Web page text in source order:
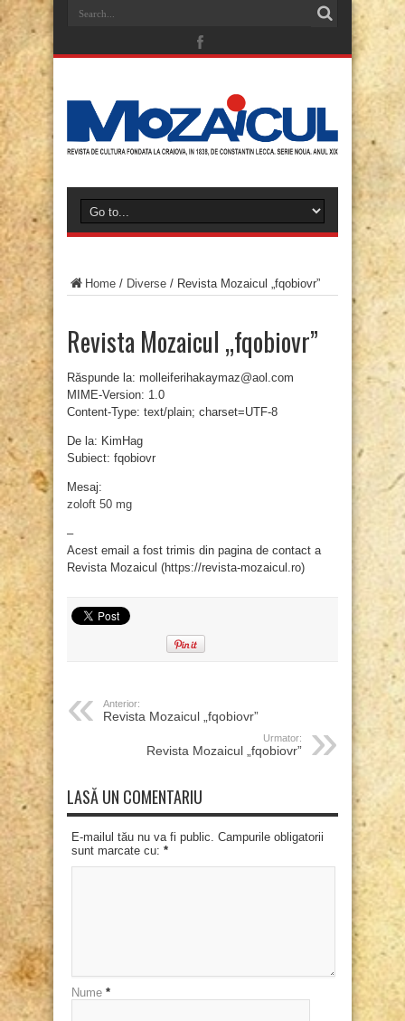
Home / Diverse / Revista Mozaicul „fqobiovr”
Revista Mozaicul „fqobiovr”
Răspunde la: molleiferihakaymaz@aol.com
MIME-Version: 1.0
Content-Type: text/plain; charset=UTF-8
De la: KimHag
Subiect: fqobiovr
Mesaj:
zoloft 50 mg
–
Acest email a fost trimis din pagina de contact a
Revista Mozaicul (https://revista-mozaicul.ro)
Anterior:
Revista Mozaicul „fqobiovr”
Urmator:
Revista Mozaicul „fqobiovr”
LASĂ UN COMENTARIU
E-mailul tău nu va fi public. Campurile obligatorii
sunt marcate cu: *
Nume *